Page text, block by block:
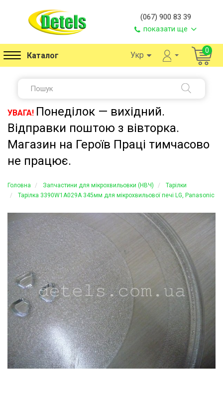
(067) 900 83 39
показати ще
Каталог Укр 0
УВАГА! Понеділок — вихідний.
Відправки поштою з вівторка.
Магазин на Героїв Праці тимчасово
не працює.
Головна Запчастини для мікрохвильовки (НВЧ)
Тарілки
Тарілка 3390W1A029A 345мм для мікрохвильової печі LG, Panasonic